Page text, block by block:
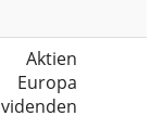
Aktien
Europa